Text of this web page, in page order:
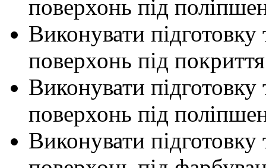
поверхонь під
Виконувати
поверхонь під
Виконувати
поверхонь під
Виконувати